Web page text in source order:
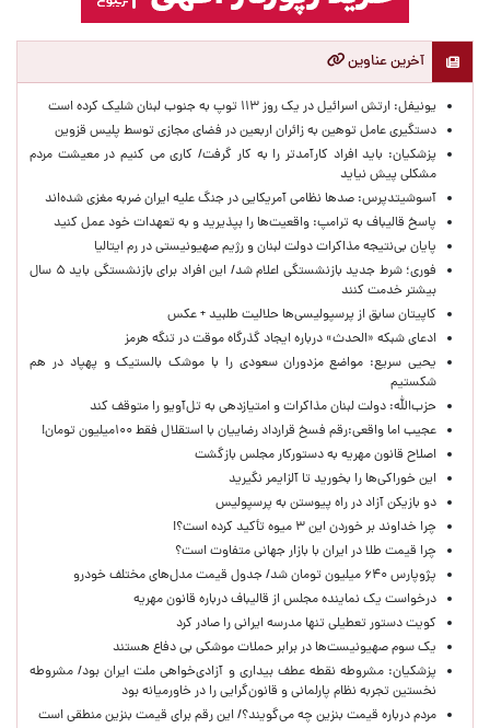
آخرین عناوین
یونیفل: ارتش اسرائیل در یک روز ۱۱۳ توپ به جنوب لبنان شلیک کرده است
دستگیری عامل توهین به زائران اربعین در فضای مجازی توسط پلیس قزوین
پزشکیان: باید افراد کارآمدتر را به کار گرفت/ کاری می کنیم در معیشت مردم
مشکلی پیش نیاید
آسوشیتدپرس: صدها نظامی آمریکایی در جنگ علیه ایران ضربه مغزی شده‌اند
پاسخ قالیباف به ترامپ: واقعیت‌ها را بپذیرید و به تعهدات خود عمل کنید
پایان بی‌نتیجه مذاکرات دولت لبنان و رژیم صهیونیستی در رم ایتالیا
فوری؛ شرط جدید بازنشستگی اعلام شد/ این افراد برای بازنشستگی باید ۵ سال
بیشتر خدمت کنند
کاپیتان سابق از پرسپولیسی‌ها حلالیت طلبید + عکس
ادعای شبکه «الحدث» درباره ایجاد گذرگاه موقت در تنگه هرمز
یحیی سریع: مواضع مزدوران سعودی را با موشک بالستیک و پهپاد در هم
شکستیم
حزب‌الله: دولت لبنان مذاکرات و امتیازدهی به تل‌آویو را متوقف کند
عجیب اما واقعی:رقم فسخ قرارداد رضاییان با استقلال فقط ۱۰۰میلیون تومان!
اصلاح قانون مهریه به دستورکار مجلس بازگشت
این خوراکی‌ها را بخورید تا آلزایمر نگیرید
دو بازیکن آزاد در راه پیوستن به پرسپولیس
چرا خداوند بر خوردن این ۳ میوه تأکید کرده است؟!
چرا قیمت طلا در ایران با بازار جهانی متفاوت است؟
پژوپارس ۶۴۰ میلیون تومان شد/ جدول قیمت مدل‌های مختلف خودرو
درخواست یک نماینده مجلس از قالیباف درباره قانون مهریه
کویت دستور تعطیلی تنها مدرسه ایرانی را صادر کرد
یک‌ سوم صهیونیست‌ها در برابر حملات موشکی بی دفاع هستند
پزشکیان: مشروطه نقطه عطف بیداری و آزادی‌خواهی ملت ایران بود/ مشروطه
نخستین تجربه نظام پارلمانی و قانون‌گرایی را در خاورمیانه بود
مردم درباره قیمت بنزین چه می‌گویند؟/ این رقم برای قیمت بنزین منطقی است